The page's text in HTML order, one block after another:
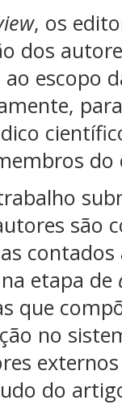
, os
dos
escopo
do
são
etapa de
que
no
do